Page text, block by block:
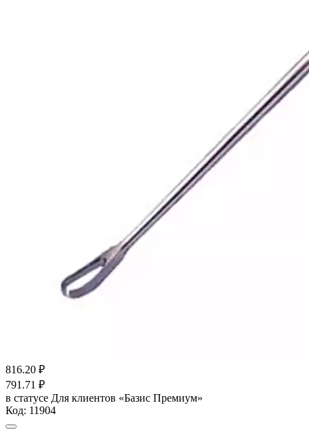
816.20 ₽
791.71 ₽
в статусе Для клиентов «Базис Премиум»
Код: 11904